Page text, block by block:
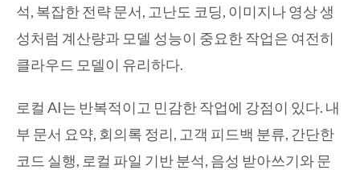
석, 복잡한 전략 문서, 고난도 코딩, 이미지나 영상 생
성처럼 계산량과 모델 성능이 중요한 작업은 여전히
클라우드 모델이 유리하다.
로컬 AI는 반복적이고 민감한 작업에 강점이 있다. 내
부 문서 요약, 회의록 정리, 고객 피드백 분류, 간단한
코드 실행, 로컬 파일 기반 분석, 음성 받아쓰기와 문